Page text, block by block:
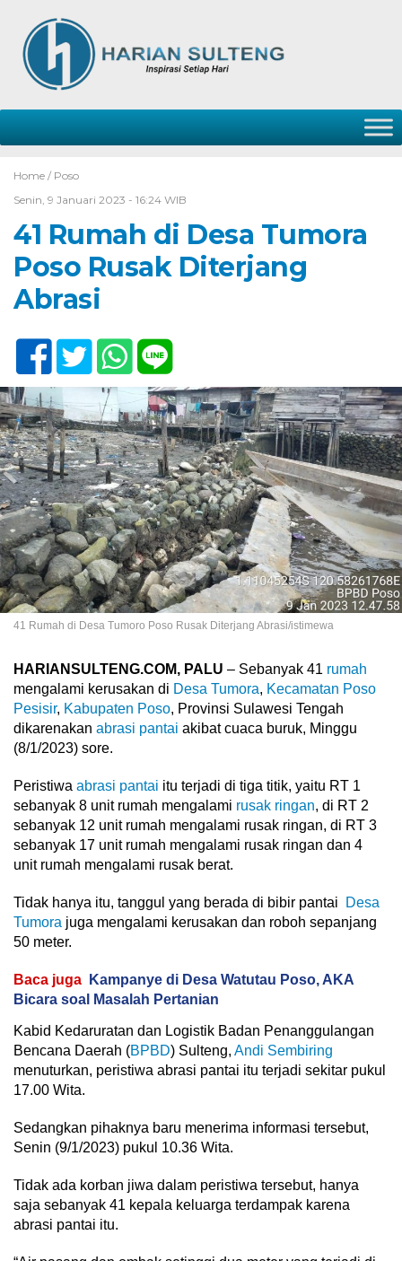
Home / Poso
Senin, 9 Januari 2023 - 16:24 WIB
41 Rumah di Desa Tumora
Poso Rusak Diterjang
Abrasi
41 Rumah di Desa Tumoro Poso Rusak Diterjang Abrasi/istimewa
HARIANSULTENG.COM, PALU – Sebanyak 41 rumah
mengalami kerusakan di Desa Tumora, Kecamatan Poso
Pesisir, Kabupaten Poso, Provinsi Sulawesi Tengah
dikarenakan abrasi pantai akibat cuaca buruk, Minggu
(8/1/2023) sore.
Peristiwa abrasi pantai itu terjadi di tiga titik, yaitu RT 1
sebanyak 8 unit rumah mengalami rusak ringan, di RT 2
sebanyak 12 unit rumah mengalami rusak ringan, di RT 3
sebanyak 17 unit rumah mengalami rusak ringan dan 4
unit rumah mengalami rusak berat.
Tidak hanya itu, tanggul yang berada di bibir pantai
Desa
Tumora juga mengalami kerusakan dan roboh sepanjang
50 meter.
Baca juga
Kampanye di Desa Watutau Poso, AKA
Bicara soal Masalah Pertanian
Kabid Kedaruratan dan Logistik Badan Penanggulangan
Bencana Daerah (BPBD) Sulteng, Andi Sembiring
menuturkan, peristiwa abrasi pantai itu terjadi sekitar pukul
17.00 Wita.
Sedangkan pihaknya baru menerima informasi tersebut,
Senin (9/1/2023) pukul 10.36 Wita.
Tidak ada korban jiwa dalam peristiwa tersebut, hanya
saja sebanyak 41 kepala keluarga terdampak karena
abrasi pantai itu.